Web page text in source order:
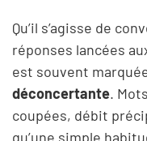
Qu’il s’agisse de
réponses lancées
est souvent
déconcertante.
coupées, débit
qu’une simple